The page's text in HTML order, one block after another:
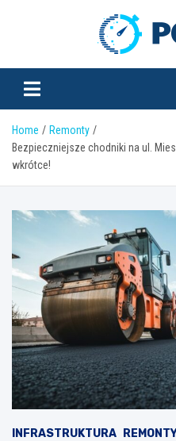
Home
Remonty
Bezpieczniejsze chodniki na ul.
wkrótce!
INFRASTRUKTURA